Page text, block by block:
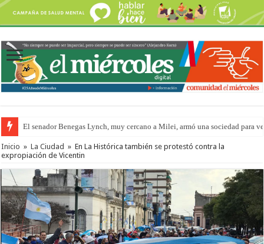
El senador Benegas Lynch, muy cercano a Milei, armó una sociedad para
El gobierno baja el capítulo de extranjerización de tierras
Inicio » La Ciudad » En La Histórica también se protestó contra la
expropiación de Vicentin